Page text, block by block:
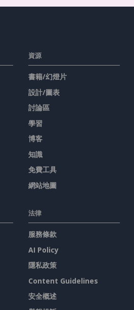
資源
書籍/幻燈片
設計/圖表
討論區
學習
博客
知識
免費工具
網站地圖
法律
服務條款
AI Policy
隱私政策
Content Guidelines
安全概述